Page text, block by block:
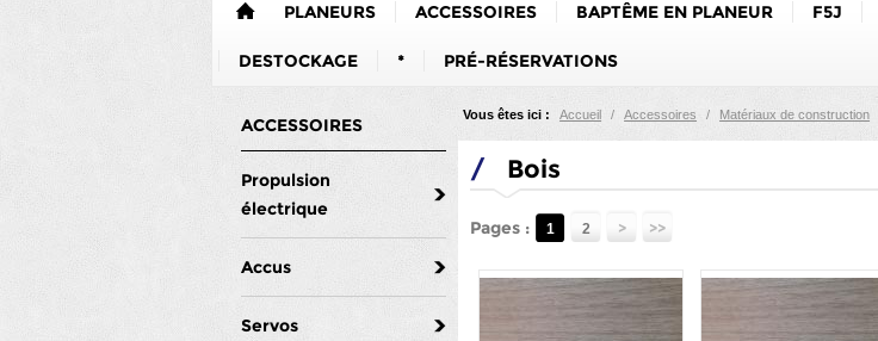
PLANEURS ACCESSOIRES BAPTÊME EN PLANEUR F5J
DESTOCKAGE * PRÉ-RÉSERVATIONS
ACCESSOIRES
Propulsion
électrique
Accus
Servos
Vous êtes ici : Accueil / Accessoires / Matériaux de construction
/ Bois
Pages : 1 2 > >>